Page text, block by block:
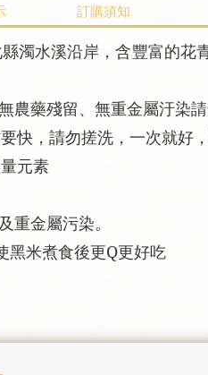
訂購須知
濁水溪沿岸，含豐富的花
農藥殘留、無重金屬汙染請
快，請勿搓洗，一次就好
元素
重金屬污染。
米煮食後更Q更好吃